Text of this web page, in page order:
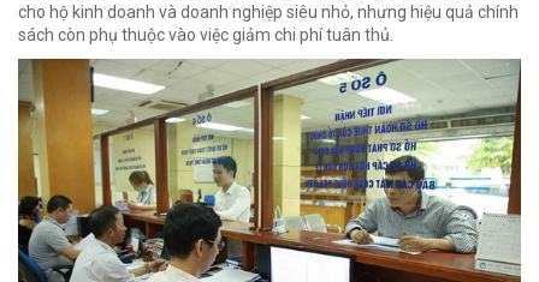
cho hộ kinh doanh và doanh nghiệp siêu nhỏ, nhưng hiệu quả chính
sách còn phụ thuộc vào việc giảm chi phí tuân thủ.